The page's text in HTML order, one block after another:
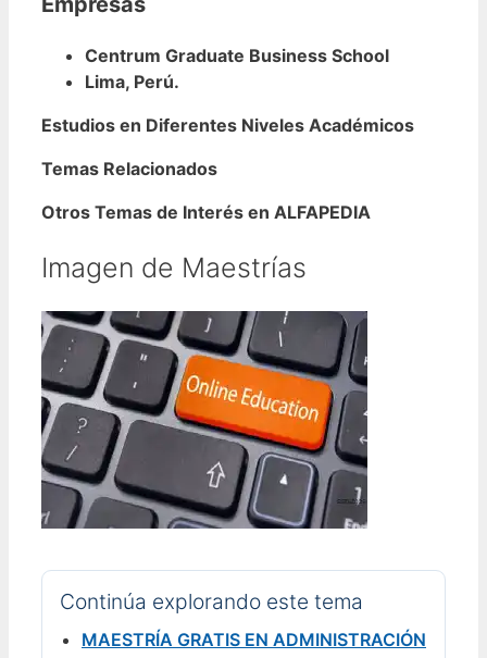
Centrum Graduate Business School
Lima, Perú.
Estudios en Diferentes Niveles Académicos
Temas Relacionados
Otros Temas de Interés en ALFAPEDIA
Imagen de Maestrías
Continúa explorando este tema
MAESTRÍA GRATIS EN ADMINISTRACIÓN